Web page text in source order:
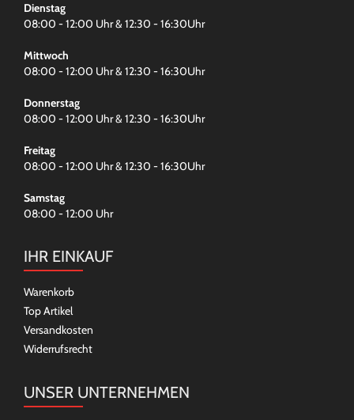
Dienstag
08:00 - 12:00 Uhr & 12:30 - 16:30Uhr
Mittwoch
08:00 - 12:00 Uhr & 12:30 - 16:30Uhr
Donnerstag
08:00 - 12:00 Uhr & 12:30 - 16:30Uhr
Freitag
08:00 - 12:00 Uhr & 12:30 - 16:30Uhr
Samstag
08:00 - 12:00 Uhr
IHR EINKAUF
Warenkorb
Top Artikel
Versandkosten
Widerrufsrecht
UNSER UNTERNEHMEN